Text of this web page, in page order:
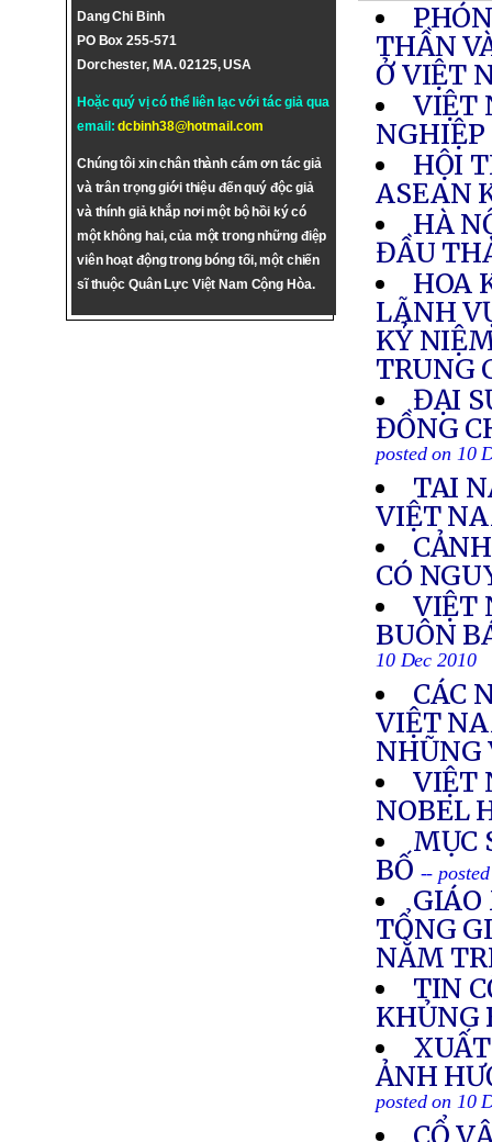
Dang Chi Binh
PO Box 255-571
Dorchester, MA. 02125, USA
Hoặc quý vị có thể liên lạc với tác giả qua
email:dcbinh38@hotmail.com
Chúng tôi xin chân thành cám ơn tác giả
và trân trọng giới thiệu đến quý độc giả
và thính giả khắp nơi một bộ hồi ký có
một không hai, của một trong những điệp
viên hoạt động trong bóng tối, một chiến
sĩ thuộc Quân Lực Việt Nam Cộng Hòa.
THẦN
Ở VIỆT
VIỆT
NGHIỆP
HỘI
ASEAN
HÀ
ĐẦU
HOA
LÃNH
KỶ
TRUNG
ĐẠI
ĐỒNG
posted on 10
TAI
VIỆT
CÓ
VIỆT
BUÔN
10 Dec 2010
CÁC
VIỆT
NHŨNG
VIỆT
NOBEL
MỤC
BỐ --
GIÁO
TỔNG
NẰM
TIN
KHỦNG
ẢNH
posted on 10